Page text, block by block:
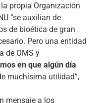
la propia Organización
“se auxilian de
de bioética de gran
Pero una entidad
de OMS y
en que algún día
muchísima utilidad”,
mensaje a los